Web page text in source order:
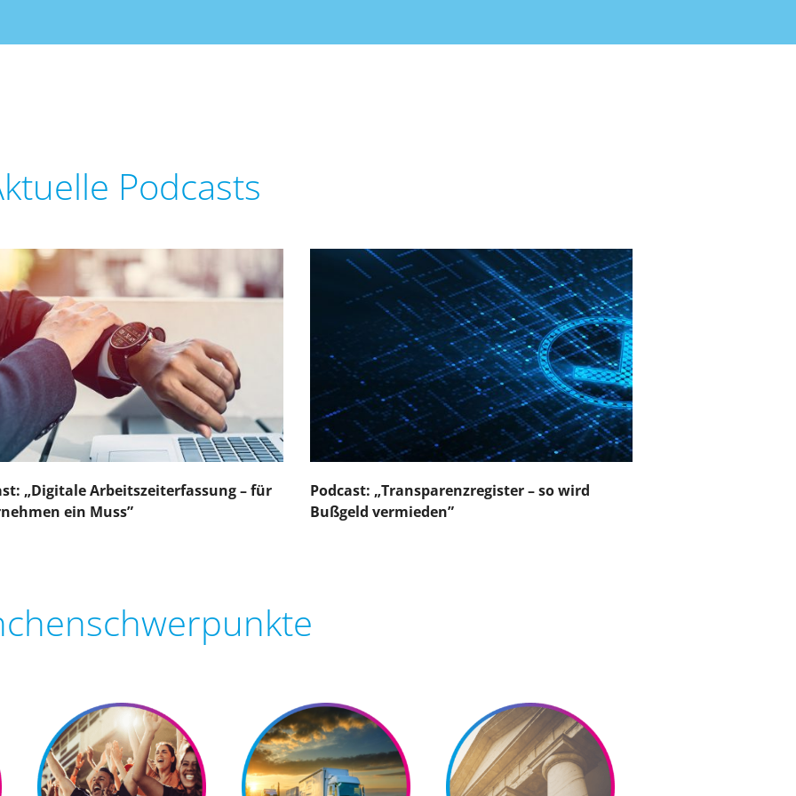
Podcasts
„Digitale Arbeitszeiterfassung – für
ein Muss”
Podcast: „Transparenzregister – so wird
Bußgeld vermieden”